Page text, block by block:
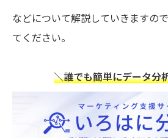
などについて解説していきますの
てください。
＼誰でも簡単にデータ分